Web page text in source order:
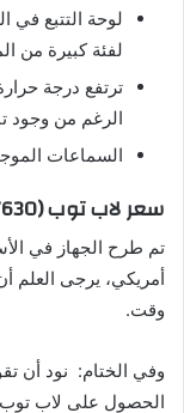
لوحة التتبع في
لفئة كبيرة من
ترتفع درجة
الرغم من وجود
السماعات
سعر لاب توب Dell G16 (7630)
أمريكي، يرجى العلم
وقت.
وفي الختام: نود أن
الحصول على لاب